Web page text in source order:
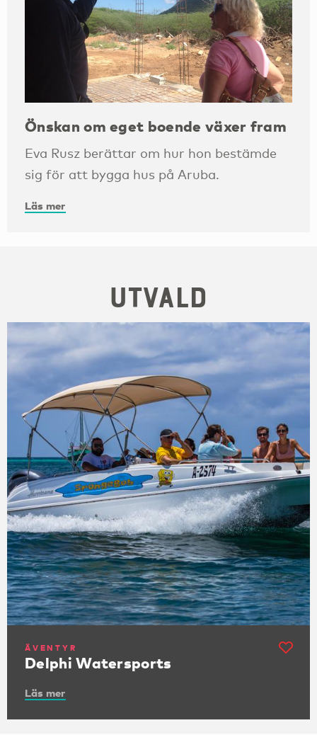
Önskan om eget boende växer fram
Eva Rusz berättar om hur hon bestämde
sig för att bygga hus på Aruba.
Läs mer
Utvald
ÄVENTYR
Delphi Watersports
Läs mer